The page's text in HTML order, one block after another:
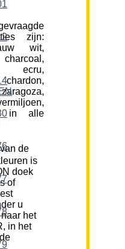
zijn:
wit,
ecru,
in alle
is
doek
of
u
het
in het